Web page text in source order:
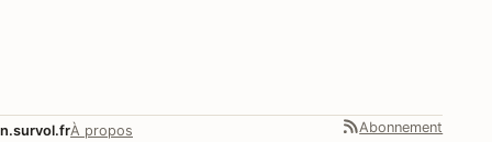
n.survol.frÀ propos Abonnement